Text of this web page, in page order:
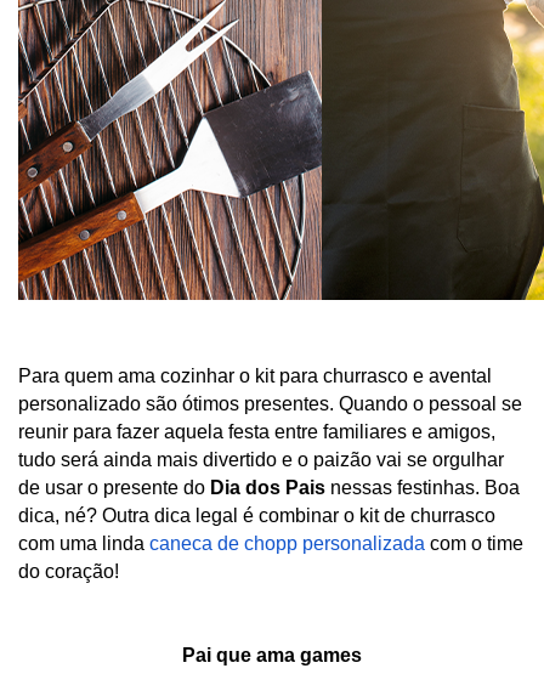
Para quem ama cozinhar o kit para churrasco e avental
personalizado são ótimos presentes. Quando o pessoal se
reunir para fazer aquela festa entre familiares e amigos,
tudo será ainda mais divertido e o paizão vai se orgulhar
de usar o presente do Dia dos Pais nessas festinhas. Boa
dica, né? Outra dica legal é combinar o kit de churrasco
com uma linda caneca de chopp personalizada com o time
do coração!
Pai que ama games